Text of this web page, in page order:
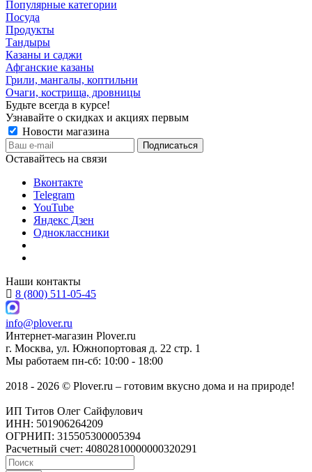
Популярные категории
Посуда
Продукты
Тандыры
Казаны и саджи
Афганские казаны
Грили, мангалы, коптильни
Очаги, кострища, дровницы
Будьте всегда в курсе!
Узнавайте о скидках и акциях первым
Новости магазина
Оставайтесь на связи
Вконтакте
Telegram
YouTube
Яндекс Дзен
Одноклассники
Наши контакты
8 (800) 511-05-45
info@plover.ru
Интернет-магазин Plover.ru
г. Москва, ул. Южнопортовая д. 22 стр. 1
Мы работаем пн-сб: 10:00 - 18:00
2018 - 2026 © Plover.ru – готовим вкусно дома и на природе!
ИП Титов Олег Сайфулович
ИНН: 501906264209
ОГРНИП: 315505300005394
Расчетный счет: 40802810000000320291